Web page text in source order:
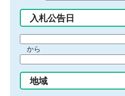
入札公告日
間
始
り
から
間
終
地域